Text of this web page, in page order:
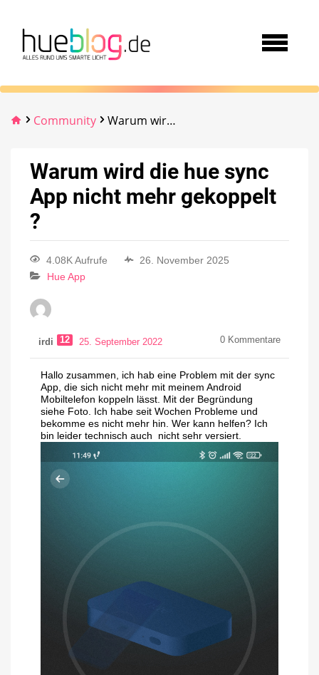
Community Warum wird die hue sync App nicht mehr gekoppelt ?
Warum wird die hue sync
App nicht mehr gekoppelt
?
4.08K Aufrufe
26. November 2025
Hue App
irdi 12 25. September 2022 0 Kommentare
Hallo zusammen, ich hab eine Problem mit der sync
App, die sich nicht mehr mit meinem Android
Mobiltelefon koppeln lässt. Mit der Begründung
siehe Foto. Ich habe seit Wochen Probleme und
bekomme es nicht mehr hin. Wer kann helfen? Ich
bin leider technisch auch nicht sehr versiert.